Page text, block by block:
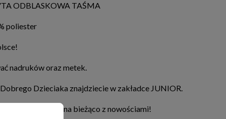
ODBLASKOWA TAŚMA
poliester
nadruków oraz metek.
Dzieciaka znajdziecie w zakładce JUNIOR.
media,żeby być na bieżąco z nowościami!